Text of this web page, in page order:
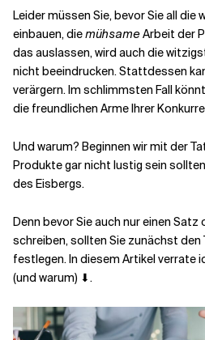
Verwandte Themen
Leider müssen Sie, bevor Sie all die
einbauen, diemühsameArbeit der
das auslassen, wird auch die
nicht beeindrucken. Stattdessen
verärgern. Im schlimmsten Fall
die freundlichen Arme Ihrer
Und warum? Beginnen wir mit der
Produkte gar nicht lustig sein
des Eisbergs.
Denn bevor Sie auch nur einen
schreiben, sollten Sie zunächst den
festlegen. In diesem Artikel verrate
(und warum) ⬇.